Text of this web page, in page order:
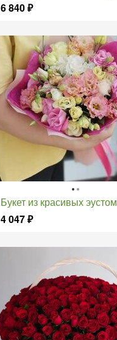
6 840₽
Букет из красивых эустом
4 047₽